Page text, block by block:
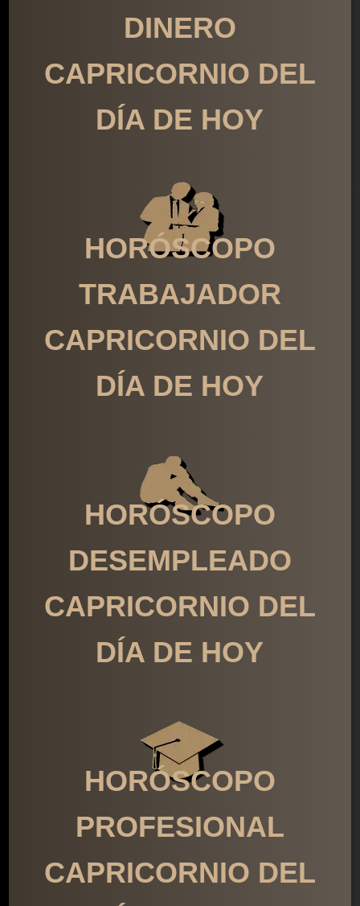
DINERO
CAPRICORNIO DEL
DÍA DE HOY
HORÓSCOPO
TRABAJADOR
CAPRICORNIO DEL
DÍA DE HOY
HORÓSCOPO
DESEMPLEADO
CAPRICORNIO DEL
DÍA DE HOY
HORÓSCOPO
PROFESIONAL
CAPRICORNIO DEL